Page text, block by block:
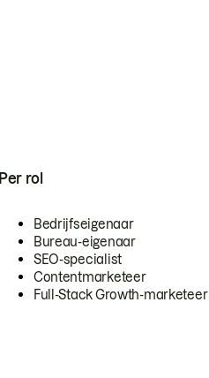
Per rol
Bedrijfseigenaar
Bureau-eigenaar
SEO-specialist
Contentmarketeer
Full-Stack Growth-marketeer